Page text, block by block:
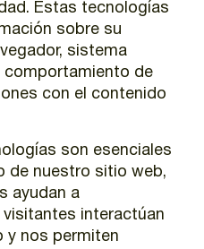
Estas tecnologías
sobre su
sistema
comportamiento de
con el contenido
son esenciales
de nuestro sitio web,
ayudan a
interactúan
y nos permiten